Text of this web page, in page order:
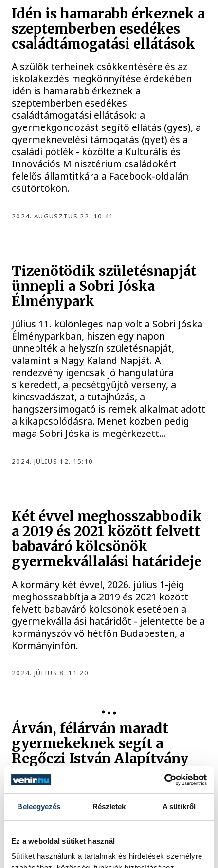
Beleegyezés Részletek A sütikről
Ez a weboldal sütiket használ
Sütiket használunk a tartalmak és hirdetések személyre
Idén is hamarabb érkeznek a
szeptemberben esedékes
családtámogatási ellátások
A szülők terheinek csökkentésére és az
iskolakezdés megkönnyítése érdekében
idén is hamarabb érkeznek a
szeptemberben esedékes
családtámogatási ellátások: a
gyermekgondozást segítő ellátás (gyes), a
gyermeknevelési támogatás (gyet) és a
családi pótlék - közölte a Kulturális és
Innovációs Minisztérium családokért
felelős államtitkára a Facebook-oldalán
csütörtökön.
2024. AUGUSZTUS 22. 10:41
Tizenötödik születésnapját
ünnepli a Sobri Jóska
Élménypark
Július 11. különleges nap volt a Sobri Jóska
Élményparkban, hiszen egy napon
ünneplték a helyszín születésnapját,
valamint a Nagy Kaland Napját. A
rendezvény igencsak jó hangulatúra
sikeredett, a pecsétgyűjtő verseny, a
kincsvadászat, a tutajhúzás, a
hangszersimogató is remek alkalmat adott
a kikapcsolódásra. Menet közben pedig
maga Sobri Jóska is megérkezett…
2024. JÚLIUS 12. 15:10
Két évvel meghosszabbodik
a 2019 és 2021 között felvett
babaváró kölcsönök
gyermekvállalási határideje
A kormány két évvel, 2026. július 1-jéig
meghosszabbítja a 2019 és 2021 között
felvett babaváró kölcsönök esetében a
gyermekvállalási határidőt - jelentette be a
kormányszóvivő hétfőn Budapesten, a
Kormányinfón.
2024. JÚLIUS 8. 11:20
Árván, félárván maradt
gyermekeknek segít a
Regőczi István Alapítvány
Bemutatkozott városunkban a Regőczi
István Alapítvány, ami a koronavírus idején
árván vagy félárán maradt gyermekeket
támogatja. Az ActiCity éttermében dr.
polgármester a közös együttműködésről,
az alapítvány feladatairól beszélgettek.